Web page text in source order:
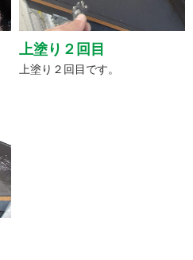
上塗り２回目
上塗り２回目です。